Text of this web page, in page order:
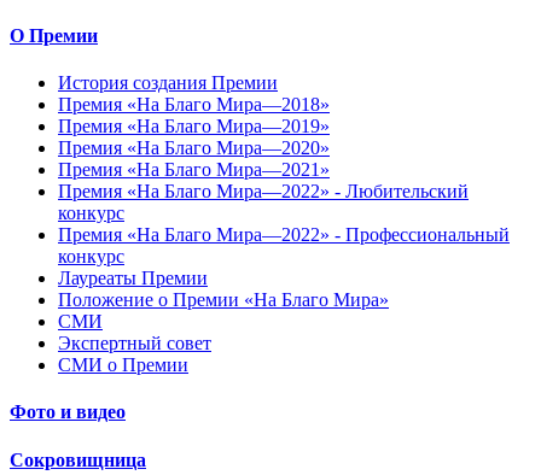
О Премии
История создания Премии
Премия «На Благо Мира—2018»
Премия «На Благо Мира—2019»
Премия «На Благо Мира—2020»
Премия «На Благо Мира—2021»
Премия «На Благо Мира—2022» - Любительский
конкурс
Премия «На Благо Мира—2022» - Профессиональный
конкурс
Лауреаты Премии
Положение о Премии «На Благо Мира»
СМИ
Экспертный совет
СМИ о Премии
Фото и видео
Сокровищница